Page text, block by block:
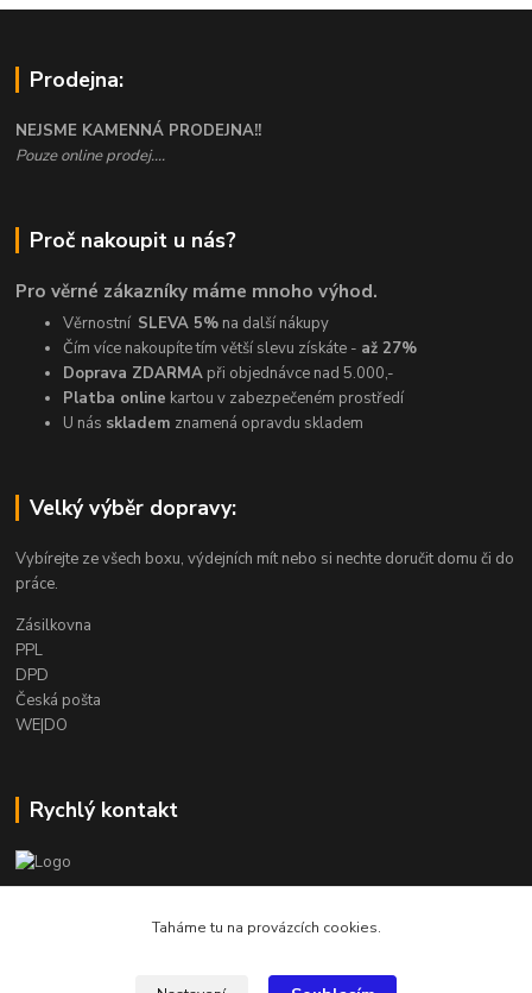
Prodejna:
NEJSME KAMENNÁ PRODEJNA!!
Pouze online prodej....
Proč nakoupit u nás?
Pro věrné zákazníky máme mnoho výhod.
Věrnostní SLEVA 5% na další nákupy
Čím více nakoupíte tím větší slevu získáte - až 27%
Doprava ZDARMA při objednávce nad 5.000,-
Platba online kartou v zabezpečeném prostředí
U nás skladem znamená opravdu skladem
Velký výběr dopravy:
Vybírejte ze všech boxu, výdejních mít nebo si nechte doručit domu či do
práce.
Zásilkovna
PPL
DPD
Česká pošta
WE|DO
Rychlý kontakt
info@armygalanterie.czTaháme tu na provázcích cookies.